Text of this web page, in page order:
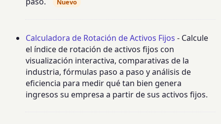
Nuevo
Calculadora de Rotación de Activos Fijos - Calcule
el índice de rotación de activos fijos con
visualización interactiva, comparativas de la
industria, fórmulas paso a paso y análisis de
eficiencia para medir qué tan bien genera
ingresos su empresa a partir de sus activos fijos.